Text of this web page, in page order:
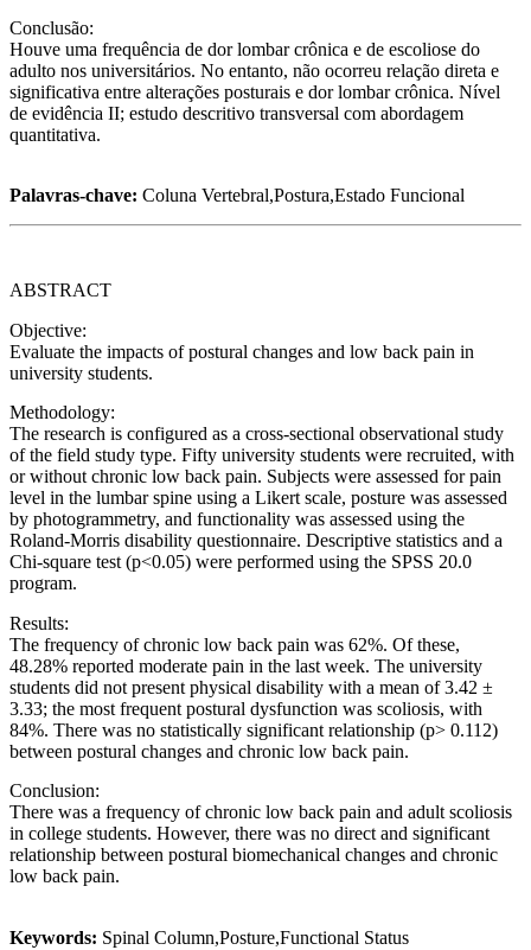
Conclusão:
Houve uma frequência de dor lombar crônica e de escoliose do
adulto nos universitários. No entanto, não ocorreu relação direta e
significativa entre alterações posturais e dor lombar crônica. Nível
de evidência II; estudo descritivo transversal com abordagem
quantitativa.
Palavras-chave: Coluna Vertebral,Postura,Estado Funcional
ABSTRACT
Objective:
Evaluate the impacts of postural changes and low back pain in
university students.
Methodology:
The research is configured as a cross-sectional observational study
of the field study type. Fifty university students were recruited, with
or without chronic low back pain. Subjects were assessed for pain
level in the lumbar spine using a Likert scale, posture was assessed
by photogrammetry, and functionality was assessed using the
Roland-Morris disability questionnaire. Descriptive statistics and a
Chi-square test (p<0.05) were performed using the SPSS 20.0
program.
Results:
The frequency of chronic low back pain was 62%. Of these,
48.28% reported moderate pain in the last week. The university
students did not present physical disability with a mean of 3.42 ±
3.33; the most frequent postural dysfunction was scoliosis, with
84%. There was no statistically significant relationship (p> 0.112)
between postural changes and chronic low back pain.
Conclusion:
There was a frequency of chronic low back pain and adult scoliosis
in college students. However, there was no direct and significant
relationship between postural biomechanical changes and chronic
low back pain.
Keywords: Spinal Column,Posture,Functional Status